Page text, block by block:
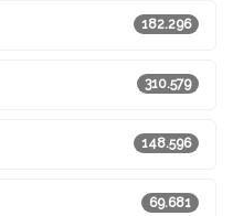
182.296
310.579
148.596
69.681